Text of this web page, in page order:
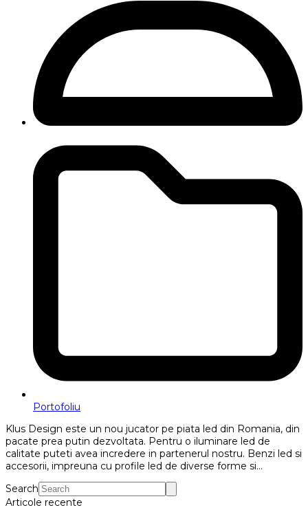
Portofoliu
Klus Design este un nou jucator pe piata led din Romania, din
pacate prea putin dezvoltata. Pentru o iluminare led de
calitate puteti avea incredere in partenerul nostru. Benzi led si
accesorii, impreuna cu profile led de diverse forme si…
Search
Articole recente